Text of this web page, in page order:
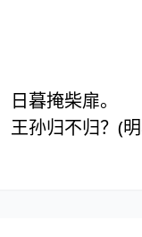
暮掩柴扉。
王孙归不归？(明